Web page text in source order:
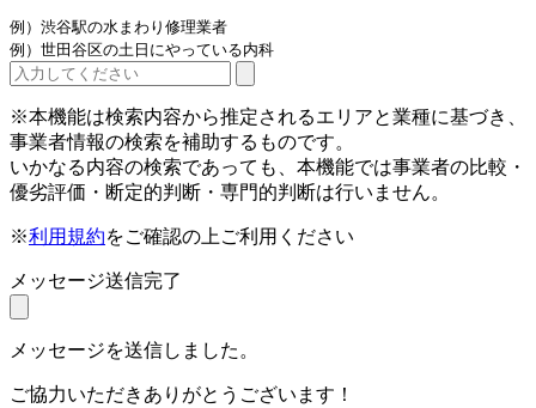
例）渋谷駅の水まわり修理業者
例）世田谷区の土日にやっている内科
※本機能は検索内容から推定されるエリアと業種に基づき、
事業者情報の検索を補助するものです。
いかなる内容の検索であっても、本機能では事業者の比較・
優劣評価・断定的判断・専門的判断は行いません。
※利用規約をご確認の上ご利用ください
メッセージ送信完了
メッセージを送信しました。
ご協力いただきありがとうございます！